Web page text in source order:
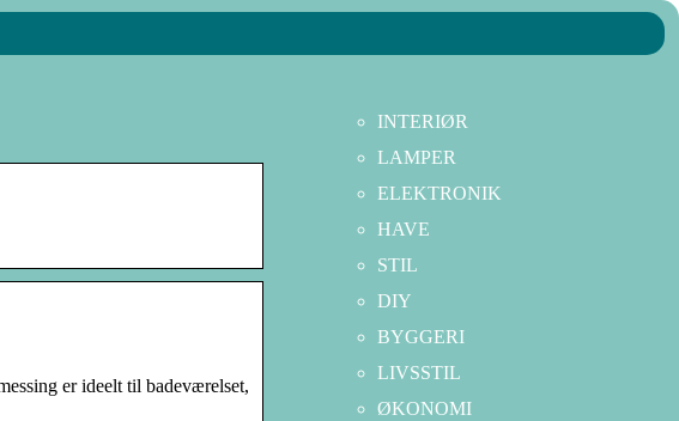
er ideelt til badeværelset,
INTERIØR
LAMPER
ELEKTRONIK
HAVE
STIL
DIY
BYGGERI
LIVSSTIL
ØKONOMI